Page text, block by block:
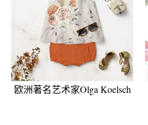
欧洲著名艺术家Olga Koelsch